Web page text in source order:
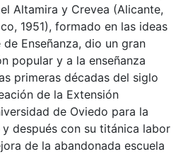
Altamira y Crevea (Alicante,
1951), formado en las ideas
Enseñanza, dio un gran
popular y a la enseñanza
primeras décadas del siglo
de la Extensión
de Oviedo para la
después con su titánica labor
de la abandonada escuela